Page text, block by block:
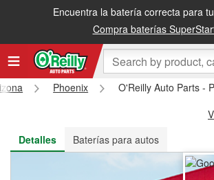
Encuentra la batería correcta para
Compra baterías
Recibe tu orden gratis al día siguiente o
Phoenix
O'Reilly Auto Parts -
Detalles
Baterías para autos